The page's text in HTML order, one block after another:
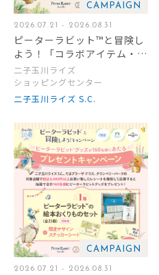
CAMPAIGN
2026.07.21 - 2026.08.31
ピーターラビット™と冒険し
よう！「コラボアイテム・コ
ラボメニュー」販売
二子玉川ライズ
ショッピングセンター
二子玉川ライズ S.C.
CAMPAIGN
2026.07.21 - 2026.08.31